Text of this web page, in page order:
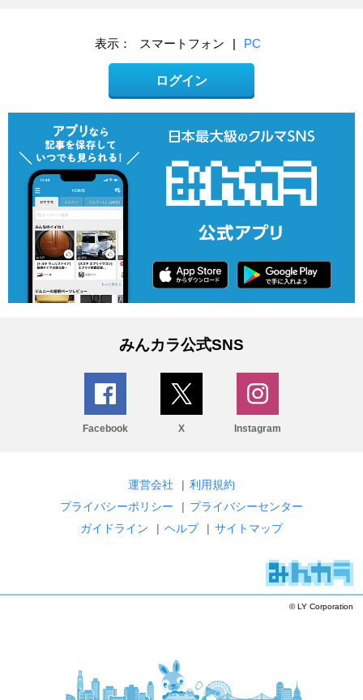
表示： スマートフォン | PC
ログイン
みんカラ公式SNS
Facebook X Instagram
運営会社 | 利用規約
プライバシーポリシー
| プライバシーセンター
ガイドライン
| ヘルプ | サイトマップ
© LY Corporation